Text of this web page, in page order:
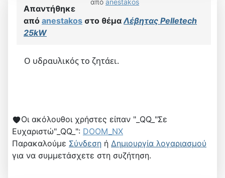
Απαντήθηκε
από anestakos στο θέμαΛέβητας Pelletech
25kW
Ο υδραυλικός το ζητάει.
Οι ακόλουθοι χρήστες είπαν "_QQ_"Σε
Ευχαριστώ"_QQ_": DOOM_NX
Παρακαλούμε Σύνδεση ή Δημιουργία λογαριασμού
για να συμμετάσχετε στη συζήτηση.